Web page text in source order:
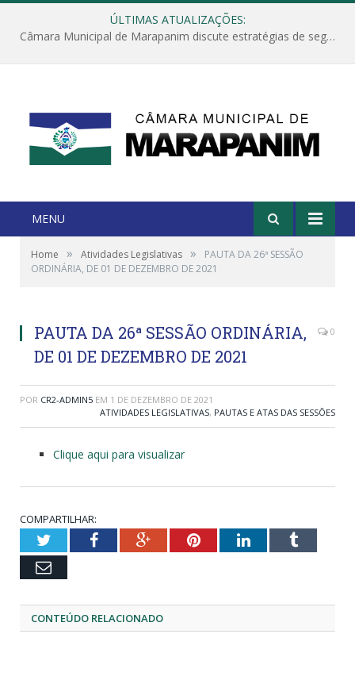
ÚLTIMAS ATUALIZAÇÕES:
Câmara Municipal de Marapanim discute estratégias de segurança com autoridades e poder executivo
MENU
Home » Atividades Legislativas »
PAUTA DA 26ª SESSÃO
ORDINÁRIA, DE 01 DE DEZEMBRO DE 2021
PAUTA DA 26ª SESSÃO ORDINÁRIA,
DE 01 DE DEZEMBRO DE 2021
0
POR CR2-ADMIN5 EM 1 DE DEZEMBRO DE 2021
ATIVIDADES LEGISLATIVAS, PAUTAS E ATAS DAS SESSÕES
Clique aqui para visualizar
COMPARTILHAR:
TwitterFacebookGoogle+PinterestLinkedInTumblr
Email
CONTEÚDO RELACIONADO